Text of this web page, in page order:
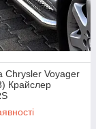
Chrysler Voyager
Крайслер